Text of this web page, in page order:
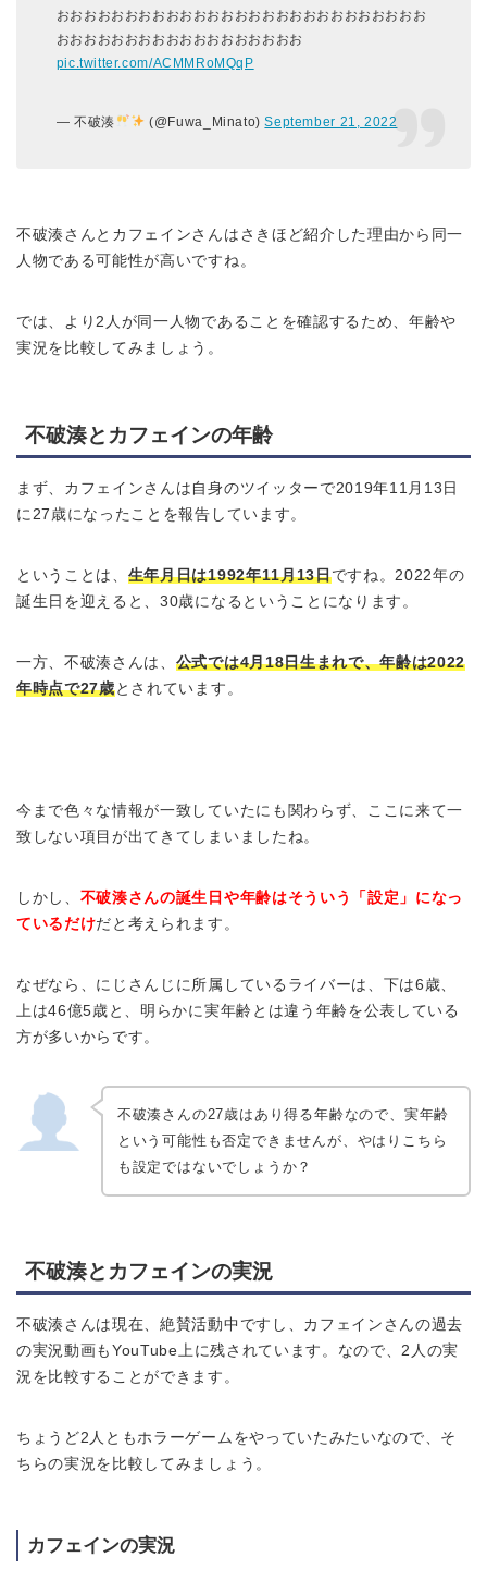
おおおおおおおおおおおおおおおおおおおおおおおおおおお
おおおおおおおおおおおおおおおおおお
pic.twitter.com/ACMMRoMQqP
— 不破湊 (@Fuwa_Minato)September 21, 2022
不破湊さんとカフェインさんはさきほど紹介した理由から同一
人物である可能性が高いですね。
では、より2人が同一人物であることを確認するため、年齢や
実況を比較してみましょう。
不破湊とカフェインの年齢
まず、カフェインさんは自身のツイッターで2019年11月13日
に27歳になったことを報告しています。
ということは、 生年月日は1992年11月13日ですね。2022年の
誕生日を迎えると、30歳になるということになります。
一方、不破湊さんは、 公式では4月18日生まれで、年齢は2022
年時点で27歳とされています。
今まで色々な情報が一致していたにも関わらず、ここに来て一
致しない項目が出てきてしまいましたね。
しかし、 不破湊さんの誕生日や年齢はそういう「設定」になっ
ているだけだと考えられます。
なぜなら、にじさんじに所属しているライバーは、下は6歳、
上は46億5歳と、明らかに実年齢とは違う年齢を公表している
方が多いからです。
不破湊さんの27歳はあり得る年齢なので、実年齢
という可能性も否定できませんが、やはりこちら
も設定ではないでしょうか？
不破湊とカフェインの実況
不破湊さんは現在、絶賛活動中ですし、カフェインさんの過去
の実況動画もYouTube上に残されています。なので、2人の実
況を比較することができます。
ちょうど2人ともホラーゲームをやっていたみたいなので、そ
ちらの実況を比較してみましょう。
カフェインの実況